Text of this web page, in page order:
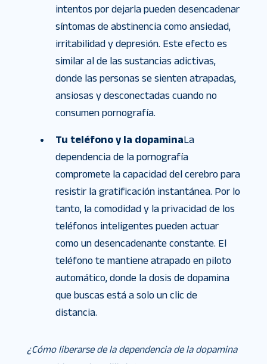
intentos por dejarla pueden desencadenar
síntomas de abstinencia como ansiedad,
irritabilidad y depresión. Este efecto es
similar al de las sustancias adictivas,
donde las personas se sienten atrapadas,
ansiosas y desconectadas cuando no
consumen pornografía.
Tu teléfono y la dopaminaLa
dependencia de la pornografía
compromete la capacidad del cerebro para
resistir la gratificación instantánea. Por lo
tanto, la comodidad y la privacidad de los
teléfonos inteligentes pueden actuar
como un desencadenante constante. El
teléfono te mantiene atrapado en piloto
automático, donde la dosis de dopamina
que buscas está a solo un clic de
distancia.
¿Cómo liberarse de la dependencia de la dopamina